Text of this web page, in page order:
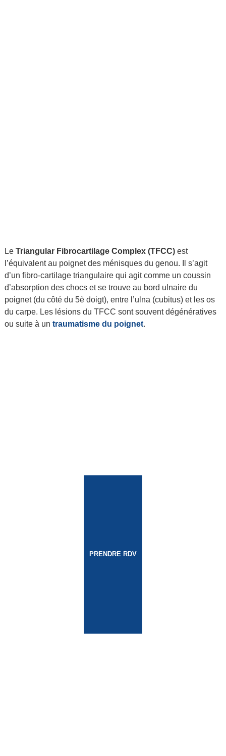
Le Triangular Fibrocartilage Complex (TFCC)est
l’équivalent au poignet des ménisques du genou. Il s’agit
d’un fibro-cartilage triangulaire qui agit comme un coussin
d’absorption des chocs et se trouve au bord ulnaire du
poignet (du côté du 5è doigt), entre l’ulna (cubitus) et les os
du carpe. Les lésions du TFCC sont souvent dégénératives
ou suite à un traumatisme du poignet.
PRENDRE RDV